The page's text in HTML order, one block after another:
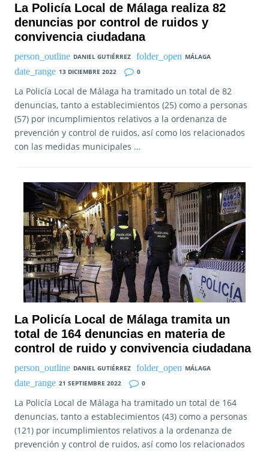
La Policía Local de Málaga realiza 82
denuncias por control de ruidos y
convivencia ciudadana
DANIEL GUTIÉRREZ
MÁLAGA
13 DICIEMBRE 2022
0
La Policía Local de Málaga ha tramitado un total de 82
denuncias, tanto a establecimientos (25) como a personas
(57) por incumplimientos relativos a la ordenanza de
prevención y control de ruidos, así como los relacionados
con las medidas municipales …
La Policía Local de Málaga tramita un
total de 164 denuncias en materia de
control de ruido y convivencia ciudadana
DANIEL GUTIÉRREZ
MÁLAGA
21 SEPTIEMBRE 2022
0
La Policía Local de Málaga ha tramitado un total de 164
denuncias, tanto a establecimientos (43) como a personas
(121) por incumplimientos relativos a la ordenanza de
prevención y control de ruidos, así como los relacionados